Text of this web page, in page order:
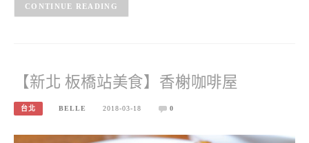
CONTINUE READING
【新北 板橋站美食】香榭咖啡屋
台北 BELLE 2018-03-18 0